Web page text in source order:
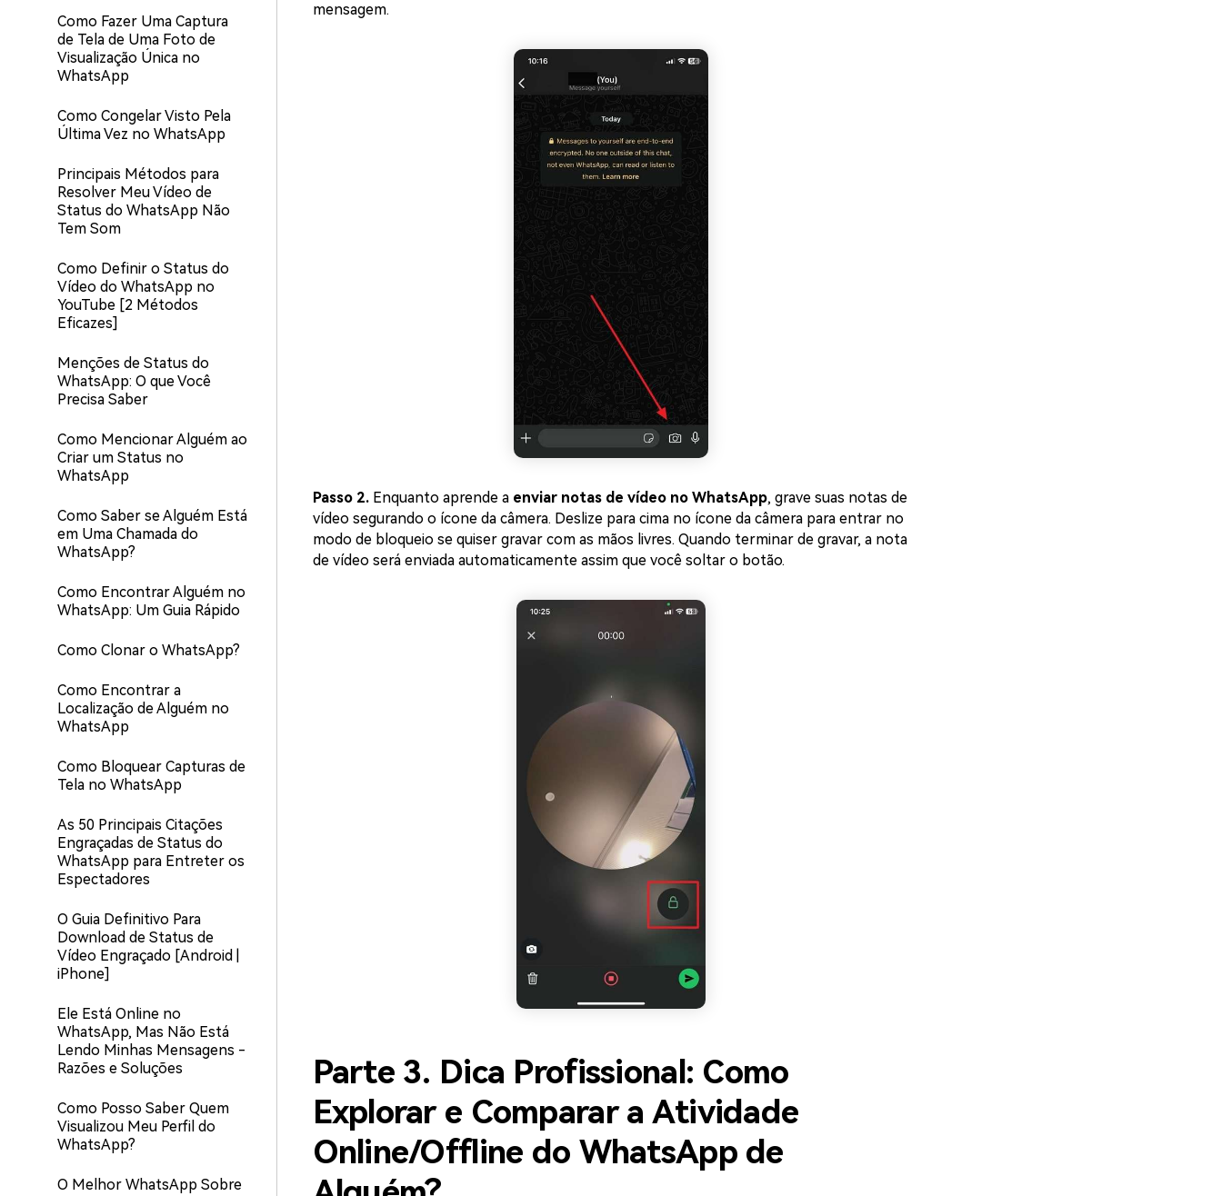
Como Fazer Uma Captura
de Tela de Uma Foto de
Visualização Única no
WhatsApp
Como Congelar Visto Pela
Última Vez no WhatsApp
Principais Métodos para
Resolver Meu Vídeo de
Status do WhatsApp Não
Tem Som
Como Definir o Status do
Vídeo do WhatsApp no
YouTube [2 Métodos
Eficazes]
Menções de Status do
WhatsApp: O que Você
Precisa Saber
Como Mencionar Alguém ao
Criar um Status no
WhatsApp
Como Saber se Alguém Está
em Uma Chamada do
WhatsApp?
Como Encontrar Alguém no
WhatsApp: Um Guia Rápido
Como Clonar o WhatsApp?
Como Encontrar a
Localização de Alguém no
WhatsApp
Como Bloquear Capturas de
Tela no WhatsApp
As 50 Principais Citações
Engraçadas de Status do
WhatsApp para Entreter os
Espectadores
O Guia Definitivo Para
Download de Status de
Vídeo Engraçado [Android |
iPhone]
Ele Está Online no
WhatsApp, Mas Não Está
Lendo Minhas Mensagens -
Razões e Soluções
Como Posso Saber Quem
Visualizou Meu Perfil do
WhatsApp?
O Melhor WhatsApp Sobre
mensagem.
Passo 2. Enquanto aprende a enviar notas de vídeo no WhatsApp, grave suas notas de
vídeo segurando o ícone da câmera. Deslize para cima no ícone da câmera para entrar no
modo de bloqueio se quiser gravar com as mãos livres. Quando terminar de gravar, a nota
de vídeo será enviada automaticamente assim que você soltar o botão.
Parte 3. Dica Profissional: Como
Explorar e Comparar a Atividade
Online/Offline do WhatsApp de